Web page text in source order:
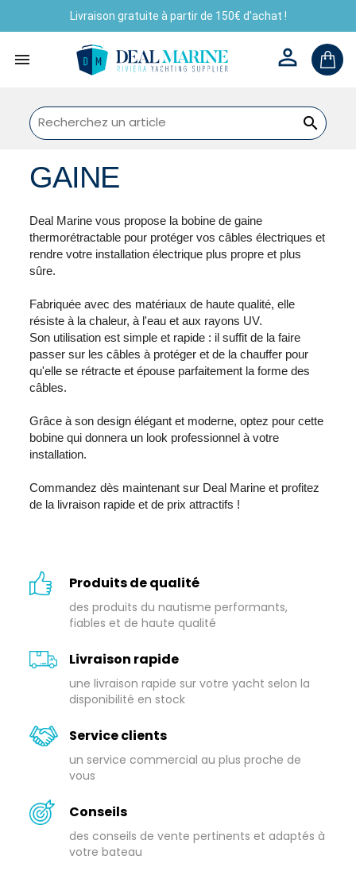
Livraison gratuite à partir de 150€ d'achat !
 

GAINE
Deal Marine vous propose la bobine de gaine
thermorétractable pour protéger vos câbles électriques et
rendre votre installation électrique plus propre et plus
sûre.
Fabriquée avec des matériaux de haute qualité, elle
résiste à la chaleur, à l'eau et aux rayons UV.
Son utilisation est simple et rapide : il suffit de la faire
passer sur les câbles à protéger et de la chauffer pour
qu'elle se rétracte et épouse parfaitement la forme des
câbles.
Grâce à son design élégant et moderne, optez pour cette
bobine qui donnera un look professionnel à votre
installation.
Commandez dès maintenant sur Deal Marine et profitez
de la livraison rapide et de prix attractifs !
Produits de qualité
des produits du nautisme performants,
fiables et de haute qualité
Livraison rapide
une livraison rapide sur votre yacht selon la
disponibilité en stock
Service clients
un service commercial au plus proche de
vous
Conseils
des conseils de vente pertinents et adaptés à
votre bateau